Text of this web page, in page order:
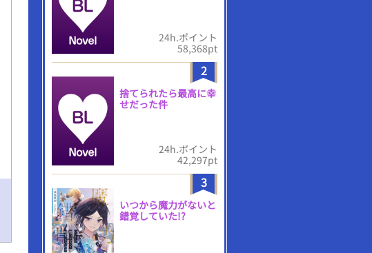
24h.ポイント
58,368pt
2
捨てられたら最高に幸
せだった件
24h.ポイント
42,297pt
3
いつから魔力がないと
錯覚していた!?